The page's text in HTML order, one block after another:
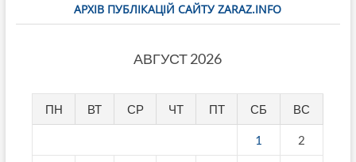
АРХІВ ПУБЛІКАЦІЙ САЙТУ ZARAZ.INFO
АВГУСТ 2026
ПН ВТ СР ЧТ ПТ СБ ВС
1 2